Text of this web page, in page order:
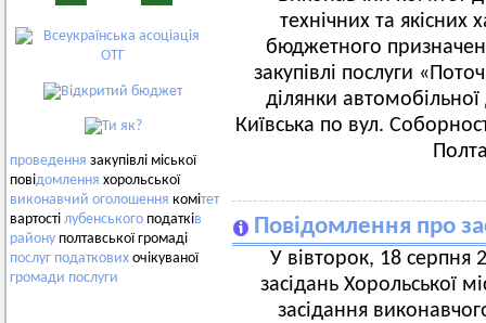
проведення закупівлі міської
повідомлення хорольської
виконавчий оголошення комітет
вартості лубенського податків
району полтавської громаді
послуг податкових очікуваної
громади послуги
технічних та якісних
бюджетного
закупівлі послуги
ділянки
Київська по вул.
Повідомлення про
У вівторок, 18 серпня
засідань Хорольської
засідання